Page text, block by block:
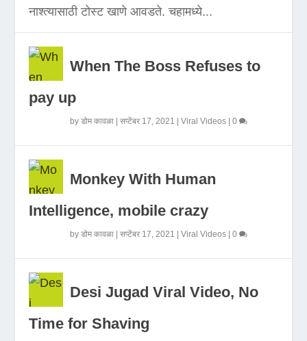
नाश्त्यासाठी टोस्ट खाणे आवडते. चहामध्ये...
When The Boss Refuses to
pay up
byडोम कावळा |सप्टेंबर 17, 2021 |Viral Videos |0
Monkey With Human
Intelligence, mobile crazy
byडोम कावळा |सप्टेंबर 17, 2021 |Viral Videos |0
Desi Jugad Viral Video, No
Time for Shaving